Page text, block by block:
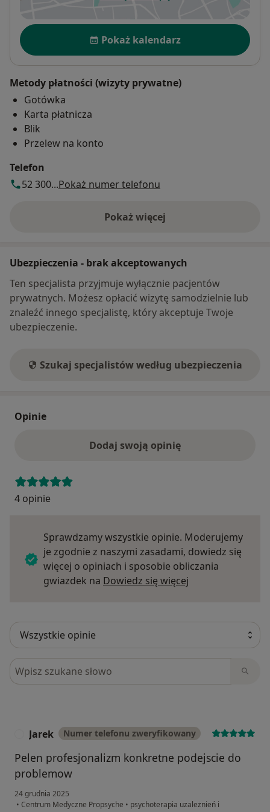
Dostępność
Pokaż kalendarz
Metody płatności (wizyty prywatne)
Gotówka
Karta płatnicza
Blik
Przelew na konto
Telefon
52 300...Pokaż numer telefonu
Pokaż więcej
o adresie
Ubezpieczenia - brak akceptowanych
Ten specjalista przyjmuje wyłącznie pacjentów
prywatnych. Możesz opłacić wizytę samodzielnie lub
znaleźć innego specjalistę, który akceptuje Twoje
ubezpieczenie.
Szukaj specjalistów według ubezpieczenia
Opinie
Dodaj swoją opinię
4 opinie
Sprawdzamy wszystkie opinie. Moderujemy
je zgodnie z naszymi zasadami, dowiedz się
więcej o opiniach i sposobie obliczania
gwiazdek na Dowiedz się więcej
Szukaj w opiniach
Jarek Numer telefonu zweryfikowany
Pelen profesjonalizm konkretne podejscie do
problemow
24 grudnia 2025
• Centrum Medyczne Propsyche • psychoterapia uzależnień i